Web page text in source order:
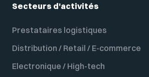
Secteurs d'activités
Prestataires logistiques
Distribution / Retail / E-commerce
Electronique / High-tech